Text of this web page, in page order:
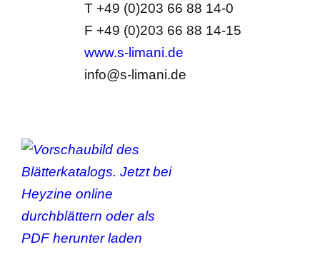
T +49 (0)203 66 88 14-0
F +49 (0)203 66 88 14-15
www.s-limani.de
info@s-limani.de